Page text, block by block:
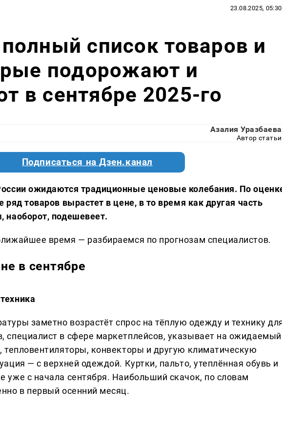
23.08.2025, 05:30
список товаров и
подорожают и
в сентябре 2025-го
Азалия Уразбаева
Автор статьи
Подписаться на Дзен.канал
ожидаются традиционные ценовые колебания. По
ряд товаров вырастет в цене, в то время как другая часть
наоборот, подешевеет.
время — разбираемся по прогнозам специалистов.
в сентябре
заметно возрастёт спрос на тёплую одежду и технику
специалист в сфере маркетплейсов, указывает на ожидаемый
тепловентиляторы, конвекторы и другую климатическую
— с верхней одеждой. Куртки, пальто, утеплённая обувь и
уже с начала сентября. Наибольший скачок, по словам
в первый осенний месяц.